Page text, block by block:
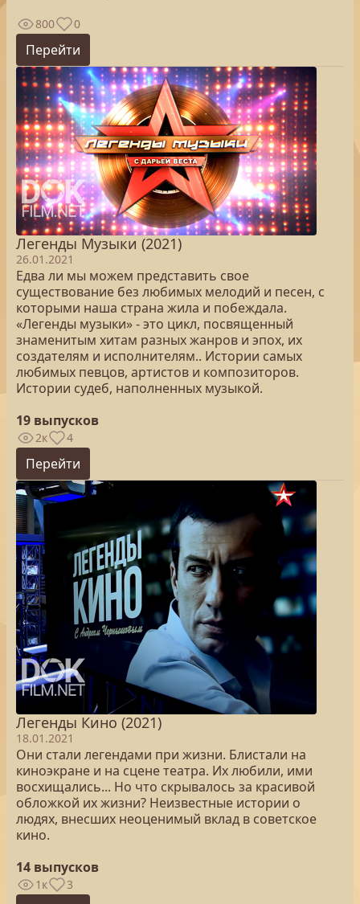
800 0
Перейти
Легенды Музыки (2021)
26.01.2021
Едва ли мы можем представить свое
существование без любимых мелодий и песен, с
которыми наша страна жила и побеждала.
«Легенды музыки» - это цикл, посвященный
знаменитым хитам разных жанров и эпох, их
создателям и исполнителям.. Истории самых
любимых певцов, артистов и композиторов.
Истории судеб, наполненных музыкой.
19 выпусков
2к 4
Перейти
Легенды Кино (2021)
18.01.2021
Они стали легендами при жизни. Блистали на
киноэкране и на сцене театра. Их любили, ими
восхищались... Но что скрывалось за красивой
обложкой их жизни? Неизвестные истории о
людях, внесших неоценимый вклад в советское
кино.
14 выпусков
1к 3